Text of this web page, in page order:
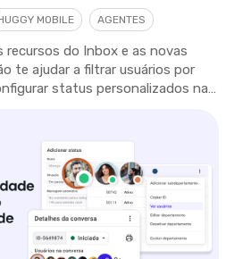
MOBILE AGENTES
do Inbox e as novas
te ajudar a filtrar usuários por
status personalizados na